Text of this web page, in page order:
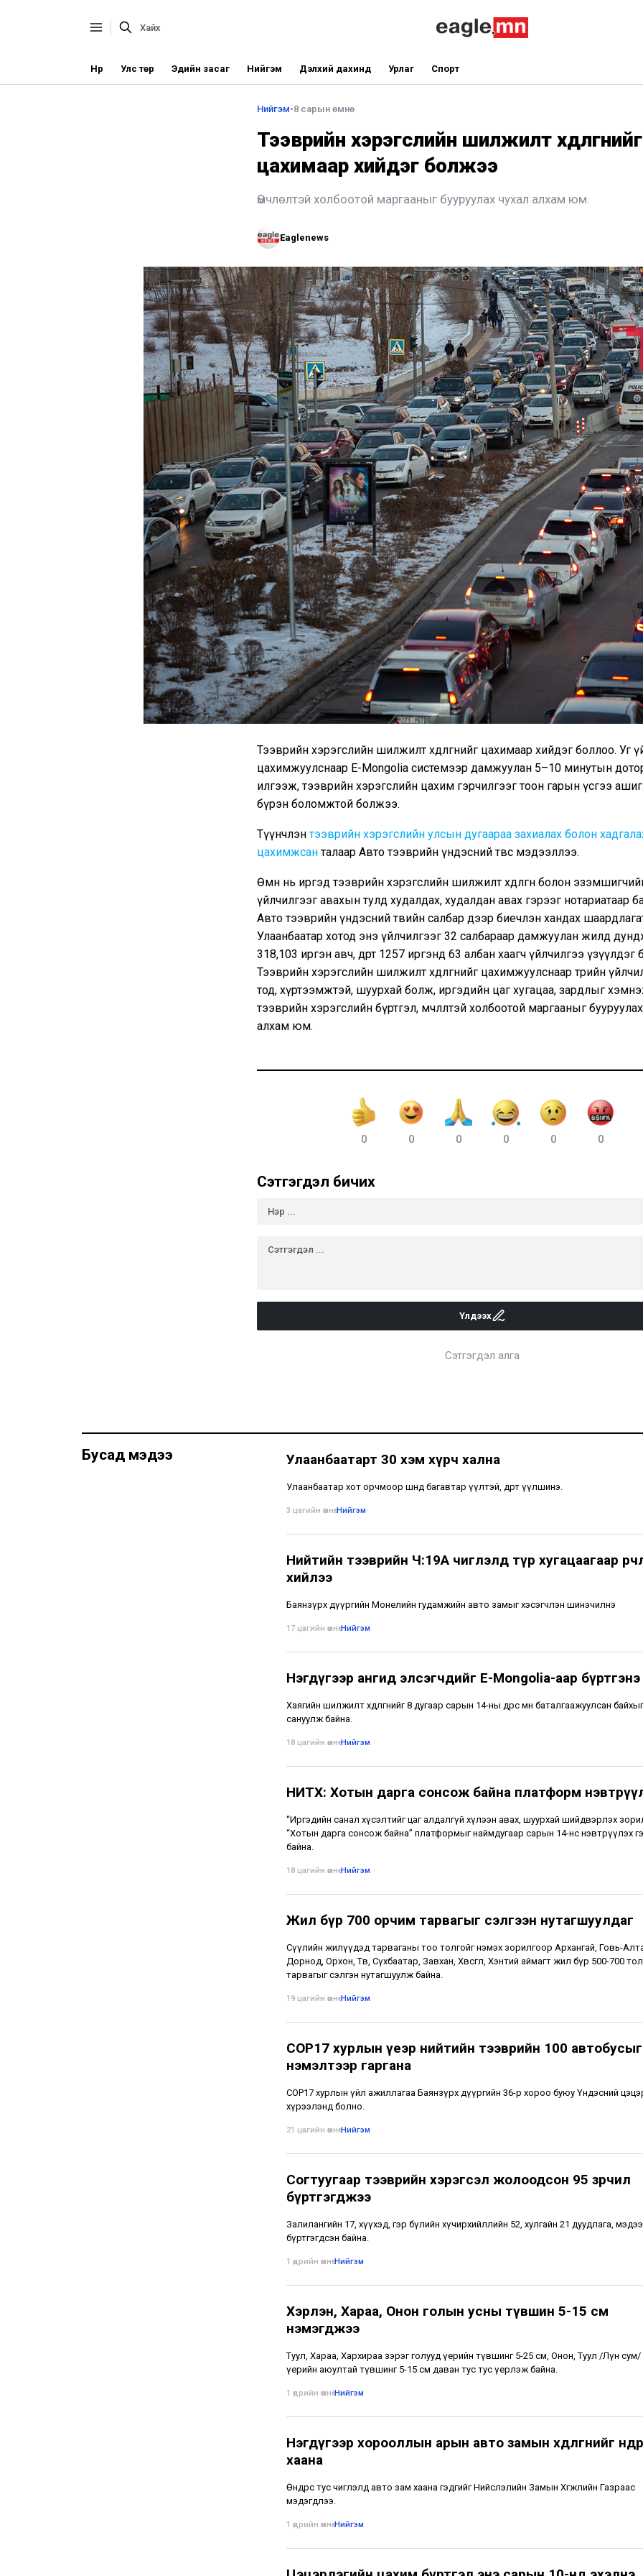
Нүүр Улс төр Эдийн засаг Нийгэм Дэлхий дахинд Урлаг Спорт
Нийгэм•8 сарын өмнө
Тээврийн хэрэгслийн шилжилт хөдөлгөөнийг
цахимаар хийдэг болжээ
Өмчлөлтэй холбоотой маргааныг бууруулах чухал алхам юм.
Eaglenews
Тээврийн хэрэгслийн шилжилт хөдөлгөөнийг цахимаар хийдэг боллоо. Уг
цахимжуулснаар E-Mongolia системээр дамжуулан 5–10 минутын
илгээж, тээврийн хэрэгслийн цахим гэрчилгээг тоон гарын үсгээ
бүрэн боломжтой болжээ.
Түүнчлэнтээврийн хэрэгслийн улсын дугаараа захиалах болон
цахимжсанталаар Авто тээврийн үндэсний төвөөс мэдээллээ.
Өмнө нь иргэд тээврийн хэрэгслийн шилжилт хөдөлгөөн болон эзэмшигчийн
үйлчилгээг авахын тулд худалдах, худалдан авах гэрээг нотариатаар
Авто тээврийн үндэсний төвийн салбар дээр биечлэн хандах
Улаанбаатар хотод энэ үйлчилгээг 32 салбараар дамжуулан жилд
318,103 иргэн авч, өдөрт 1257 иргэнд 63 албан хаагч үйлчилгээ үзүүлдэг
Тээврийн хэрэгслийн шилжилт хөдөлгөөнийг цахимжуулснаар төрийн
тод, хүртээмжтэй, шуурхай болж, иргэдийн цаг хугацаа, зардлыг
тээврийн хэрэгслийн бүртгэл, өмчлөлтэй холбоотой маргааныг
алхам юм.
0 0 0 0 0 0
Сэтгэгдэл бичих
Үлдээх
Сэтгэгдэл алга
Бусад мэдээ Улаанбаатарт 30 хэм хүрч хална
Улаанбаатар хот орчмоор шөнөдөө багавтар үүлтэй, өдөртөө үүлшинэ.
3 цагийн өмнө•Нийгэм
Нийтийн тээврийн Ч:19А чиглэлд түр хугацаагаар
хийлээ
Баянзүрх дүүргийн Монелийн гудамжийн авто замыг хэсэгчлэн шинэчилнэ
17 цагийн өмнө•Нийгэм
Нэгдүгээр ангид элсэгчдийг E-Mongolia-аар бүртгэнэ
Хаягийн шилжилт хөдөлгөөнийг 8 дугаар сарын 14-ны өдрөөс өмнө баталгаажуулсан
сануулж байна.
18 цагийн өмнө•Нийгэм
НИТХ: Хотын дарга сонсож байна платформ
“Иргэдийн санал хүсэлтийг цаг алдалгүй хүлээн авах, шуурхай шийдвэрлэх
“Хотын дарга сонсож байна” платформыг наймдугаар сарын 14-нөөс нэвтрүүлэх
байна.
18 цагийн өмнө•Нийгэм
Жил бүр 700 орчим тарвагыг сэлгээн нутагшуулдаг
Сүүлийн жилүүдэд тарваганы тоо толгойг нэмэх зорилгоор Архангай, Говь-
Дорнод, Орхон, Төв, Сүхбаатар, Завхан, Хөвсгөл, Хэнтий аймагт жил бүр 500-700
тарвагыг сэлгэн нутагшуулж байна.
19 цагийн өмнө•Нийгэм
СОР17 хурлын үеэр нийтийн тээврийн 100 автобусыг
нэмэлтээр гаргана
СОР17 хурлын үйл ажиллагаа Баянзүрх дүүргийн 36-р хороо буюу Үндэсний
хүрээлэнд болно.
21 цагийн өмнө•Нийгэм
Согтуугаар тээврийн хэрэгсэл жолоодсон 95 зөрчил
бүртгэгджээ
Залилангийн 17, хүүхэд, гэр бүлийн хүчирхийллийн 52, хулгайн 21 дуудлага,
бүртгэгдсэн байна.
1 өдрийн өмнө•Нийгэм
Хэрлэн, Хараа, Онон голын усны түвшин 5-15 см
нэмэгджээ
Туул, Хараа, Хархираа зэрэг голууд үерийн түвшинг 5-25 см, Онон, Туул /Лүн сум/
үерийн аюултай түвшинг 5-15 см даван тус тус үерлэж байна.
1 өдрийн өмнө•Нийгэм
Нэгдүгээр хорооллын арын авто замын хөдөлгөөнийг
хаана
Өнөөдрөөс тус чиглэлд авто зам хаана гэдгийг Нийслэлийн Замын Хөгжлийн Газраас
мэдэгдлээ.
1 өдрийн өмнө•Нийгэм